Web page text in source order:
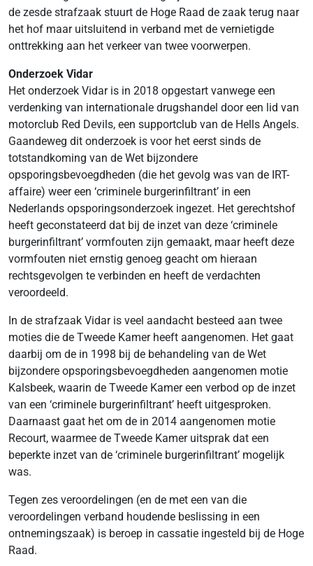
de zesde strafzaak stuurt de Hoge Raad de zaak terug naar
het hof maar uitsluitend in verband met de vernietigde
onttrekking aan het verkeer van twee voorwerpen.
Onderzoek Vidar
Het onderzoek Vidar is in 2018 opgestart vanwege een
verdenking van internationale drugshandel door een lid van
motorclub Red Devils, een supportclub van de Hells Angels.
Gaandeweg dit onderzoek is voor het eerst sinds de
totstandkoming van de Wet bijzondere
opsporingsbevoegdheden (die het gevolg was van de IRT-
affaire) weer een ‘criminele burgerinfiltrant’ in een
Nederlands opsporingsonderzoek ingezet. Het gerechtshof
heeft geconstateerd dat bij de inzet van deze ‘criminele
burgerinfiltrant’ vormfouten zijn gemaakt, maar heeft deze
vormfouten niet ernstig genoeg geacht om hieraan
rechtsgevolgen te verbinden en heeft de verdachten
veroordeeld.
In de strafzaak Vidar is veel aandacht besteed aan twee
moties die de Tweede Kamer heeft aangenomen. Het gaat
daarbij om de in 1998 bij de behandeling van de Wet
bijzondere opsporingsbevoegdheden aangenomen motie
Kalsbeek, waarin de Tweede Kamer een verbod op de inzet
van een ‘criminele burgerinfiltrant’ heeft uitgesproken.
Daarnaast gaat het om de in 2014 aangenomen motie
Recourt, waarmee de Tweede Kamer uitsprak dat een
beperkte inzet van de ‘criminele burgerinfiltrant’ mogelijk
was.
Tegen zes veroordelingen (en de met een van die
veroordelingen verband houdende beslissing in een
ontnemingszaak) is beroep in cassatie ingesteld bij de Hoge
Raad.